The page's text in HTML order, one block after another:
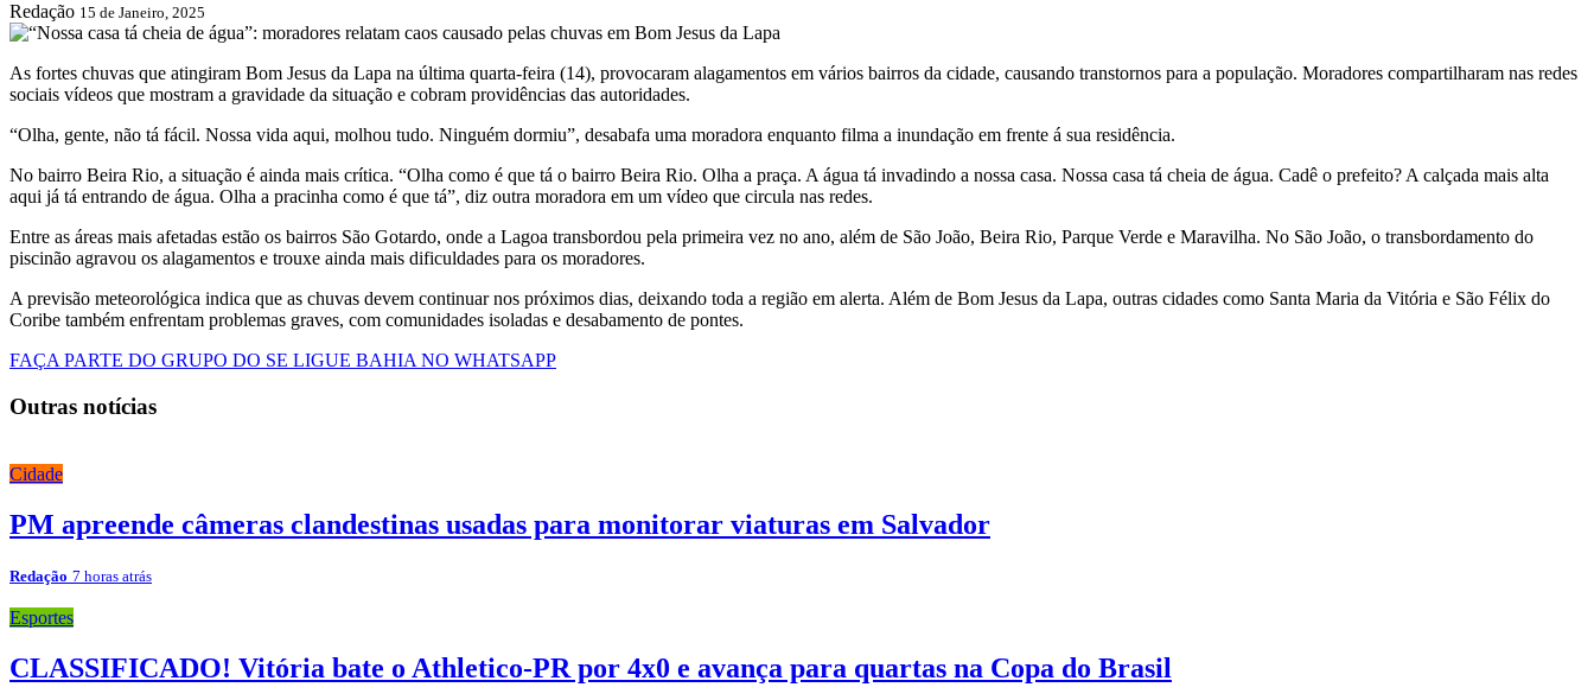
Redação 15 de Janeiro, 2025
As fortes chuvas que atingiram Bom Jesus da Lapa na última quarta-feira (14), provocaram alagamentos em vários bairros da cidade, causando transtornos para a população. Moradores compartilharam nas redes
sociais vídeos que mostram a gravidade da situação e cobram providências das autoridades.
“Olha, gente, não tá fácil. Nossa vida aqui, molhou tudo. Ninguém dormiu”, desabafa uma moradora enquanto filma a inundação em frente á sua residência.
No bairro Beira Rio, a situação é ainda mais crítica. “Olha como é que tá o bairro Beira Rio. Olha a praça. A água tá invadindo a nossa casa. Nossa casa tá cheia de água. Cadê o prefeito? A calçada mais alta
aqui já tá entrando de água. Olha a pracinha como é que tá”, diz outra moradora em um vídeo que circula nas redes.
Entre as áreas mais afetadas estão os bairros São Gotardo, onde a Lagoa transbordou pela primeira vez no ano, além de São João, Beira Rio, Parque Verde e Maravilha. No São João, o transbordamento do
piscinão agravou os alagamentos e trouxe ainda mais dificuldades para os moradores.
A previsão meteorológica indica que as chuvas devem continuar nos próximos dias, deixando toda a região em alerta. Além de Bom Jesus da Lapa, outras cidades como Santa Maria da Vitória e São Félix do
Coribe também enfrentam problemas graves, com comunidades isoladas e desabamento de pontes.
FAÇA PARTE DO GRUPO DO SE LIGUE BAHIA NO WHATSAPP
Outras notícias
Cidade
PM apreende câmeras clandestinas usadas para monitorar viaturas em Salvador
Redação 7 horas atrás
Esportes
CLASSIFICADO! Vitória bate o Athletico-PR por 4x0 e avança para quartas na Copa do Brasil